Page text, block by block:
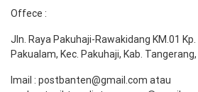
Offece :
Jln. Raya Pakuhaji-Rawakidang KM.01 Kp.
Pakualam, Kec. Pakuhaji, Kab.
Imail : postbanten@gmail.com atau